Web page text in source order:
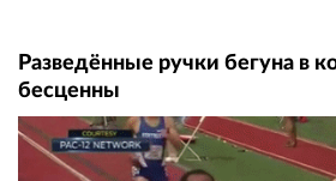
Разведённые ручки бегуна в
бесценны